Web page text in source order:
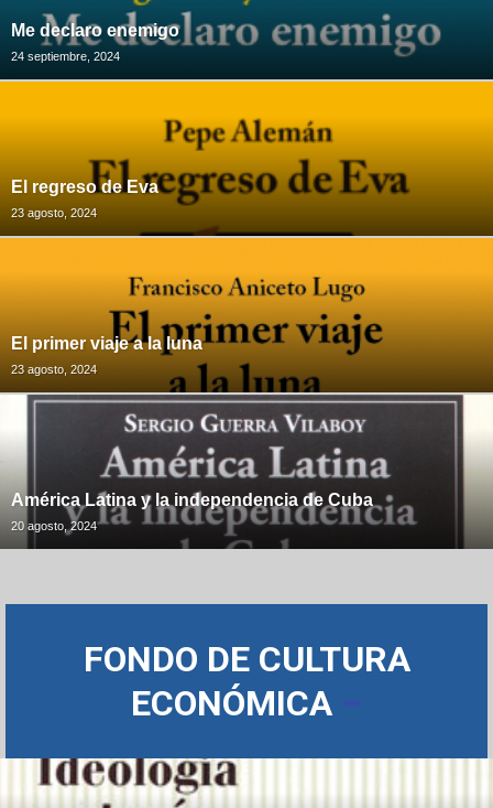
Me declaro enemigo
24 septiembre, 2024
El regreso de Eva
23 agosto, 2024
El primer viaje a la luna
23 agosto, 2024
América Latina y la independencia de Cuba
20 agosto, 2024
FONDO DE CULTURA
ECONÓMICA